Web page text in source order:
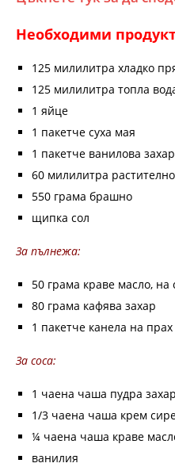
Необходими
125 милилитра хладко
125 милилитра топла
1 яйце
1 пакетче суха мая
1 пакетче ванилова захар
60 милилитра
550 грама брашно
щипка сол
За пълнежа:
50 грама краве масло, на
80 грама кафява захар
1 пакетче канела на прах
За соса:
1 чаена чаша пудра захар
1/3 чаена чаша крем
¼ чаена чаша краве
ванилия